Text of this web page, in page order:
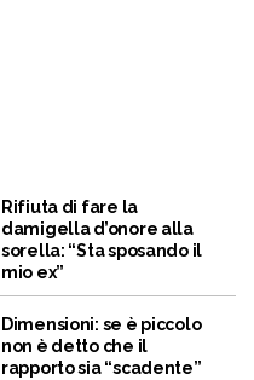
Rifiuta di fare la
damigella d’onore alla
sorella: “Sta sposando il
mio ex”
Dimensioni: se è piccolo
non è detto che il
rapporto sia “scadente”